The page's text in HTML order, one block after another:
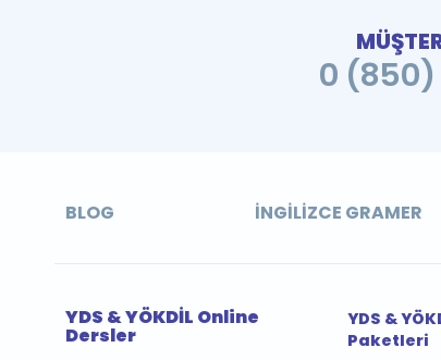
0 (850)
BLOG İNGILIZCE GRAMER
YDS & YÖKDİL Online
Dersler
YDS &
Paketleri